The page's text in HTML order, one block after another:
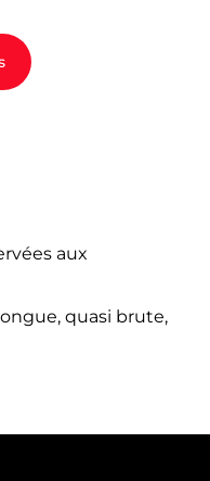
aux
quasi brute,